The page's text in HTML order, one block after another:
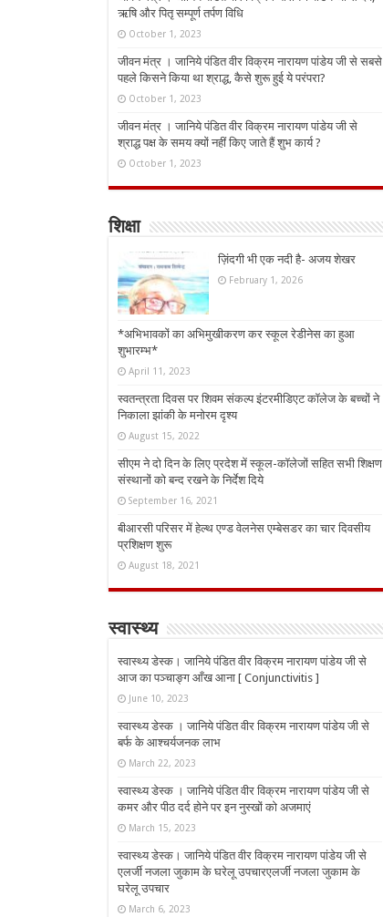
ऋषि और पितृ सम्पूर्ण तर्पण विधि
October 1, 2023
जीवन मंत्र । जानिये पंडित वीर विक्रम नारायण पांडेय जी से सबसे
पहले किसने किया था श्राद्ध, कैसे शुरू हुई ये परंपरा?
October 1, 2023
जीवन मंत्र । जानिये पंडित वीर विक्रम नारायण पांडेय जी से
श्राद्ध पक्ष के समय क्यों नहीं किए जाते हैं शुभ कार्य ?
October 1, 2023
शिक्षा
ज़िंदगी भी एक नदी है- अजय शेखर
February 1, 2026
*अभिभावकों का अभिमुखीकरण कर स्कूल रेडीनेस का हुआ
शुभारम्भ*
April 11, 2023
स्वतन्त्रता दिवस पर शिवम संकल्प इंटरमीडिएट कॉलेज के बच्चों ने
निकाला झांकी के मनोरम दृश्य
August 15, 2022
सीएम ने दो दिन के लिए प्रदेश में स्कूल-कॉलेजों सहित सभी शिक्षण
संस्थानों को बन्द रखने के निर्देश दिये
September 16, 2021
बीआरसी परिसर में हेल्थ एण्ड वेलनेस एम्बेसडर का चार दिवसीय
प्रशिक्षण शुरू
August 18, 2021
स्वास्थ्य
स्वास्थ्य डेस्क। जानिये पंडित वीर विक्रम नारायण पांडेय जी से
आज का पञ्चाङ्ग आँख आना [ Conjunctivitis ]
June 10, 2023
स्वास्थ्य डेस्क । जानिये पंडित वीर विक्रम नारायण पांडेय जी से
बर्फ के आश्चर्यजनक लाभ
March 22, 2023
स्वास्थ्य डेस्क । जानिये पंडित वीर विक्रम नारायण पांडेय जी से
कमर और पीठ दर्द होने पर इन नुस्‍खों को अजमाएं
March 15, 2023
स्वास्थ्य डेस्क। जानिये पंडित वीर विक्रम नारायण पांडेय जी से
एलर्जी नजला जुकाम के घरेलू उपचारएलर्जी नजला जुकाम के
घरेलू उपचार
March 6, 2023